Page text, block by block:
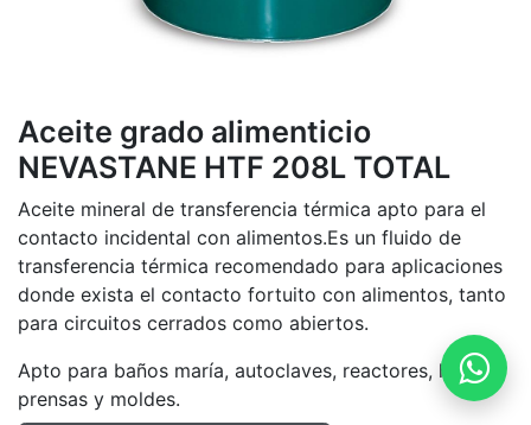
Aceite grado alimenticio
NEVASTANE HTF 208L TOTAL
Aceite mineral de transferencia térmica apto para el
contacto incidental con alimentos.Es un fluido de
transferencia térmica recomendado para aplicaciones
donde exista el contacto fortuito con alimentos, tanto
para circuitos cerrados como abiertos.
Apto para baños maría, autoclaves, reactores, hornos,
prensas y moldes.